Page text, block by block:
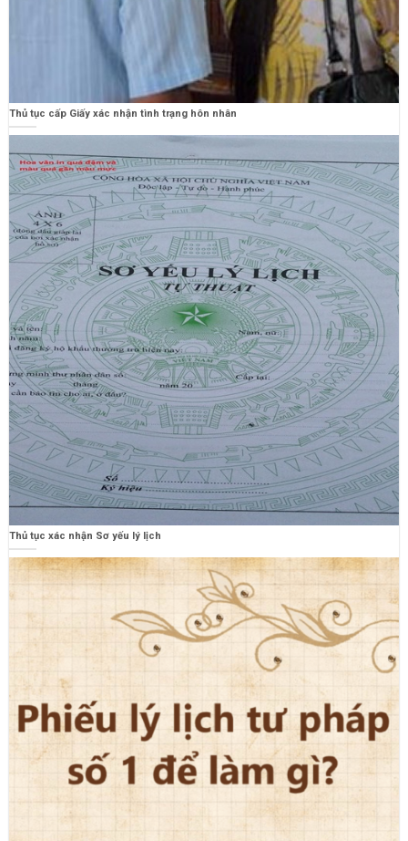
Thủ tục cấp Giấy xác nhận tình trạng hôn nhân
Thủ tục xác nhận Sơ yếu lý lịch